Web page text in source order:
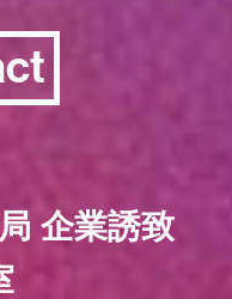
企業誘致